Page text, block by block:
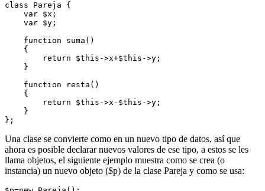
class Pareja {
    var $x;
    var $y;
    function suma()
    {
        return $this->x+$this->y;
    }
    function resta()
    {
        return $this->x-$this->y;
    }
Una clase se convierte como en un nuevo tipo de datos, así que
ahora es posible declarar nuevos valores de ese tipo, a estos se les
llama objetos, el siguiente ejemplo muestra como se crea (o
instancia) un nuevo objeto ($p) de la clase Pareja y como se usa: